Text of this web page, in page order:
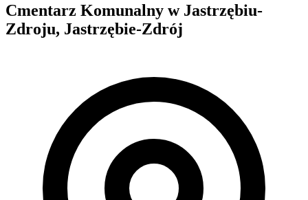
Cmentarz Komunalny w Jastrzębiu-
Zdroju, Jastrzębie-Zdrój